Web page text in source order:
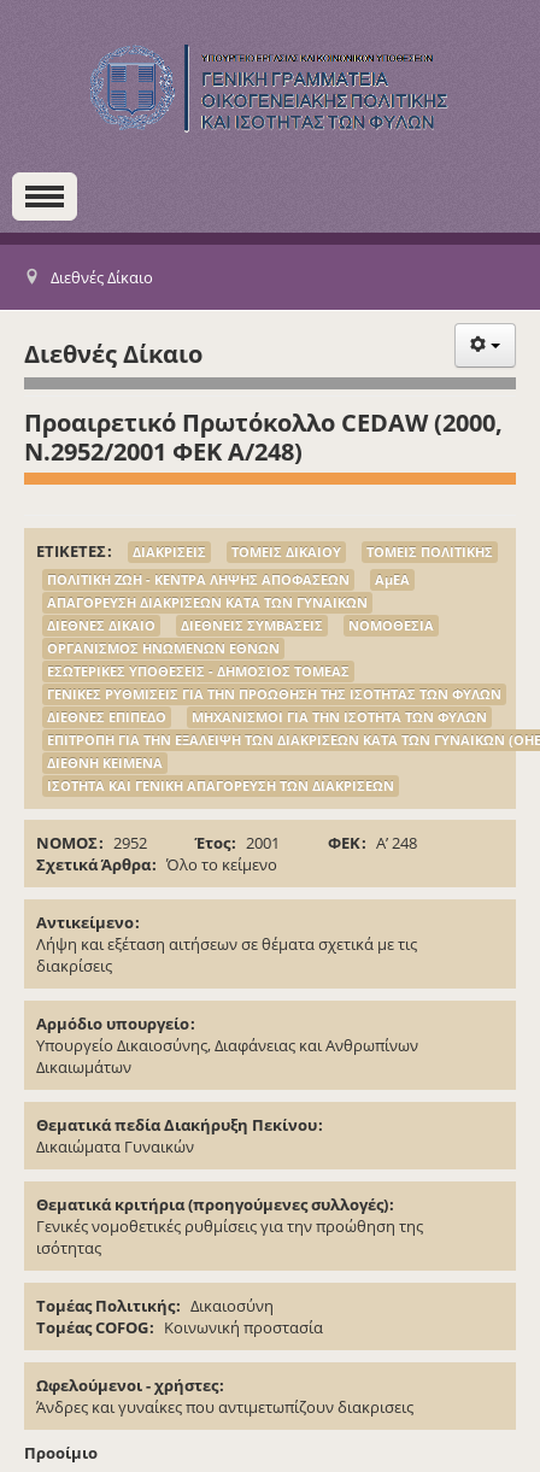
Διεθνές Δίκαιο
Διεθνές Δίκαιο
Προαιρετικό Πρωτόκολλο CEDAW (2000,
Ν.2952/2001 ΦΕΚ Α/248)
ΕΤΙΚΕΤΕΣ ΔΙΑΚΡΙΣΕΙΣ ΤΟΜΕΙΣ ΔΙΚΑΙΟΥ
ΤΟΜΕΙΣ ΠΟΛΙΤΙΚΗΣ
ΠΟΛΙΤΙΚΗ ΖΩΗ - ΚΕΝΤΡΑ ΛΗΨΗΣ ΑΠΟΦΑΣΕΩΝ
ΑμΕΑ
ΑΠΑΓΟΡΕΥΣΗ ΔΙΑΚΡΙΣΕΩΝ ΚΑΤΑ ΤΩΝ ΓΥΝΑΙΚΩΝ
ΔΙΕΘΝΕΣ ΔΙΚΑΙΟ
ΔΙΕΘΝΕΙΣ ΣΥΜΒΑΣΕΙΣ
ΝΟΜΟΘΕΣΙΑ
ΟΡΓΑΝΙΣΜΟΣ ΗΝΩΜΕΝΩΝ ΕΘΝΩΝ
ΕΣΩΤΕΡΙΚΕΣ ΥΠΟΘΕΣΕΙΣ - ΔΗΜΟΣΙΟΣ ΤΟΜΕΑΣ
ΓΕΝΙΚΕΣ ΡΥΘΜΙΣΕΙΣ ΓΙΑ ΤΗΝ ΠΡΟΩΘΗΣΗ ΤΗΣ ΙΣΟΤΗΤΑΣ ΤΩΝ ΦΥΛΩΝ
ΔΙΕΘΝΕΣ ΕΠΙΠΕΔΟ
ΜΗΧΑΝΙΣΜΟΙ ΓΙΑ ΤΗΝ ΙΣΟΤΗΤΑ ΤΩΝ ΦΥΛΩΝ
ΕΠΙΤΡΟΠΗ ΓΙΑ ΤΗΝ ΕΞΑΛΕΙΨΗ ΤΩΝ ΔΙΑΚΡΙΣΕΩΝ ΚΑΤΑ ΤΩΝ ΓΥΝΑΙΚΩΝ
ΔΙΕΘΝΗ ΚΕΙΜΕΝΑ
ΙΣΟΤΗΤΑ ΚΑΙ ΓΕΝΙΚΗ ΑΠΑΓΟΡΕΥΣΗ ΤΩΝ ΔΙΑΚΡΙΣΕΩΝ
ΝΟΜΟΣ 2952 Έτος 2001 ΦΕΚ
Α’ 248
Σχετικά Άρθρα
Όλο το κείμενο
Αντικείμενο
Λήψη και εξέταση αιτήσεων σε θέματα σχετικά με τις
διακρίσεις
Αρμόδιο υπουργείο
Υπουργείο Δικαιοσύνης, Διαφάνειας και Ανθρωπίνων
Δικαιωμάτων
Θεματικά πεδία Διακήρυξη Πεκίνου
Δικαιώματα Γυναικών
Θεματικά κριτήρια (προηγούμενες συλλογές)
Γενικές νομοθετικές ρυθμίσεις για την προώθηση της
ισότητας
Τομέας Πολιτικής
Δικαιοσύνη
Τομέας COFOG
Κοινωνική προστασία
Ωφελούμενοι - χρήστες
Άνδρες και γυναίκες που αντιμετωπίζουν διακρισεις
Προοίμιο